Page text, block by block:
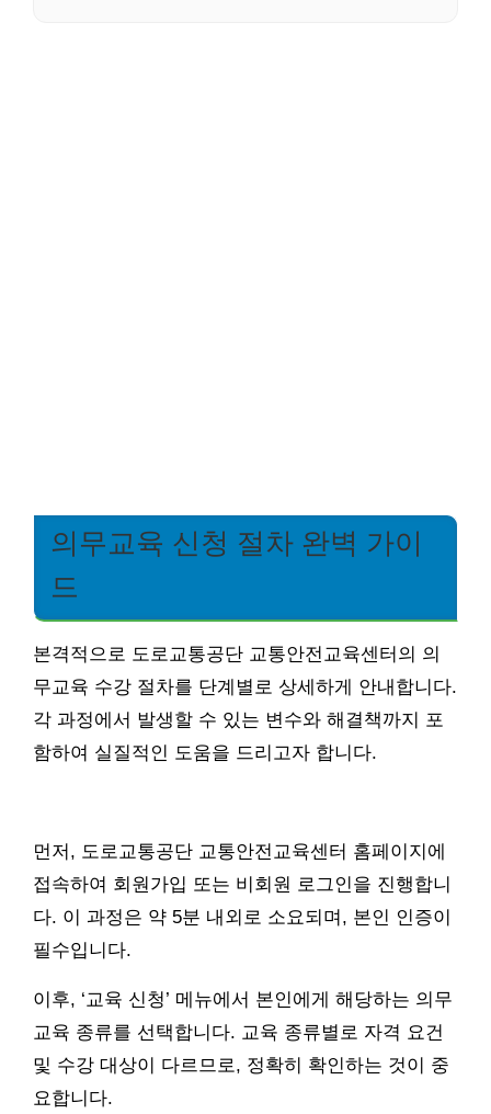
의무교육 신청 절차 완벽 가이
드
본격적으로 도로교통공단 교통안전교육센터의 의
무교육 수강 절차를 단계별로 상세하게 안내합니다.
각 과정에서 발생할 수 있는 변수와 해결책까지 포
함하여 실질적인 도움을 드리고자 합니다.
먼저, 도로교통공단 교통안전교육센터 홈페이지에
접속하여 회원가입 또는 비회원 로그인을 진행합니
다. 이 과정은 약 5분 내외로 소요되며, 본인 인증이
필수입니다.
이후, ‘교육 신청’ 메뉴에서 본인에게 해당하는 의무
교육 종류를 선택합니다. 교육 종류별로 자격 요건
및 수강 대상이 다르므로, 정확히 확인하는 것이 중
요합니다.